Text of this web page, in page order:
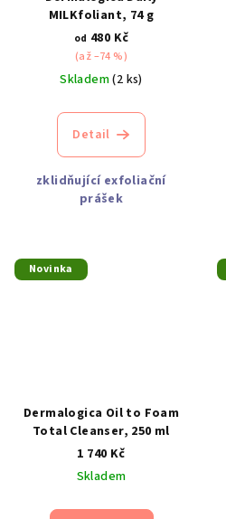
MILKfoliant, 74 g
od 480 Kč
(až –74 %)
Skladem(2 ks)
Detail
zklidňující exfoliační
prášek
Novinka
Dermalogica Oil to Foam
Total Cleanser, 250 ml
1 740 Kč
Skladem